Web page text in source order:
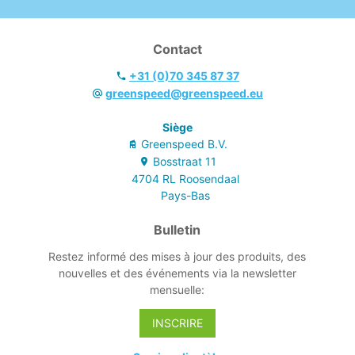
nettoyer.
hôpitaux, des
Contact
+31 (0)70 345 87 37
greenspeed@greenspeed.eu
Siège
Greenspeed B.V.
Bosstraat 11
4704 RL Roosendaal
Pays-Bas
Bulletin
Restez informé des mises à jour des produits, des
nouvelles et des événements via la newsletter
mensuelle:
INSCRIRE